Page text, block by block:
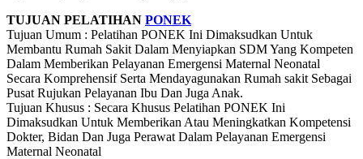
TUJUAN PELATIHAN PONEK
Tujuan Umum : Pelatihan PONEK Ini Dimaksudkan Untuk
Membantu Rumah Sakit Dalam Menyiapkan SDM Yang Kompeten
Dalam Memberikan Pelayanan Emergensi Maternal Neonatal
Secara Komprehensif Serta Mendayagunakan Rumah sakit Sebagai
Pusat Rujukan Pelayanan Ibu Dan Juga Anak.
Tujuan Khusus : Secara Khusus Pelatihan PONEK Ini
Dimaksudkan Untuk Memberikan Atau Meningkatkan Kompetensi
Dokter, Bidan Dan Juga Perawat Dalam Pelayanan Emergensi
Maternal Neonatal